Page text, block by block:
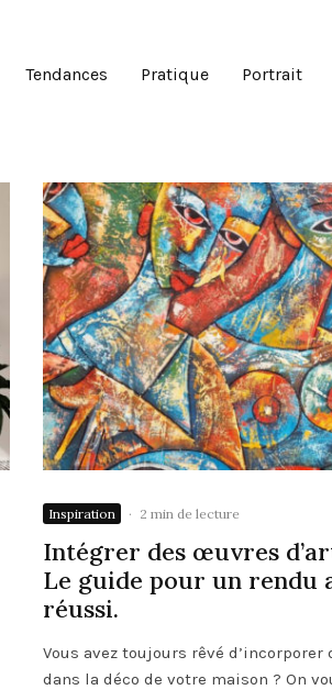
Tendances Pratique Portrait
Inspiration · 2 min de lecture
Intégrer des œuvres
Le guide pour un rendu
réussi.
Vous avez toujours rêvé
dans la déco de votre maison ? On